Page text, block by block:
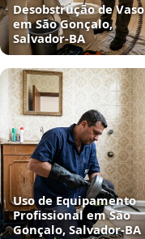
Desobstrução de Vaso
em São Gonçalo,
Salvador‑BA
Uso de Equipamento
Profissional em São
Gonçalo, Salvador‑BA